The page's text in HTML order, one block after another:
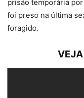
prisão temporária
foi preso na última
foragido.
VEJA